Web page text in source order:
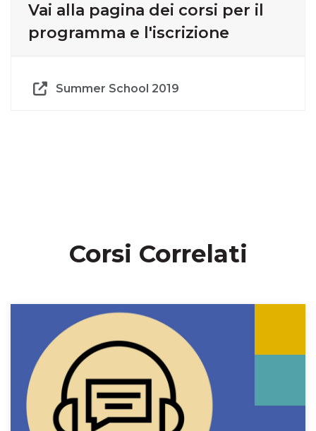
Vai alla pagina dei corsi per il
programma e l'iscrizione
Summer School 2019
Corsi Correlati